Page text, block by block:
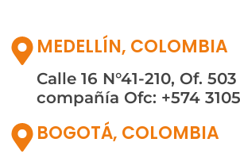
MEDELLÍN, COLOMBIA
Calle 16 N°41-210, Of. 503
compañía Ofc: +574
BOGOTÁ, COLOMBIA